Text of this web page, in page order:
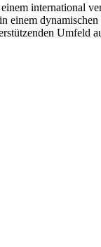
international
Umfeld